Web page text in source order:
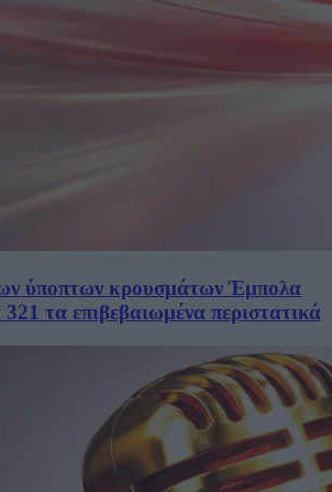
ύποπτων κρουσμάτων Έμπολα
τα επιβεβαιωμένα περιστατικά